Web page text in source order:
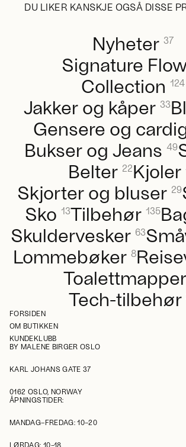
DU LIKER KANSKJE OGSÅ DISSE
Nyheter 37
Signature
Collection 124
Jakker og kåper 33
Gensere og
Bukser og Jeans 49
Belter 22Kjoler
Skjorter og bluser 29
Sko 13Tilbehør 135
Skuldervesker 63
Lommebøker 8
Toalettmapper
Tech-tilbehør
FORSIDEN
OM BUTIKKEN
KUNDEKLUBB
BY MALENE BIRGER OSLO
KARL JOHANS GATE 37
0162 OSLO, NORWAY
ÅPNINGSTIDER:
MANDAG–FREDAG: 10–20
LØRDAG: 10–18